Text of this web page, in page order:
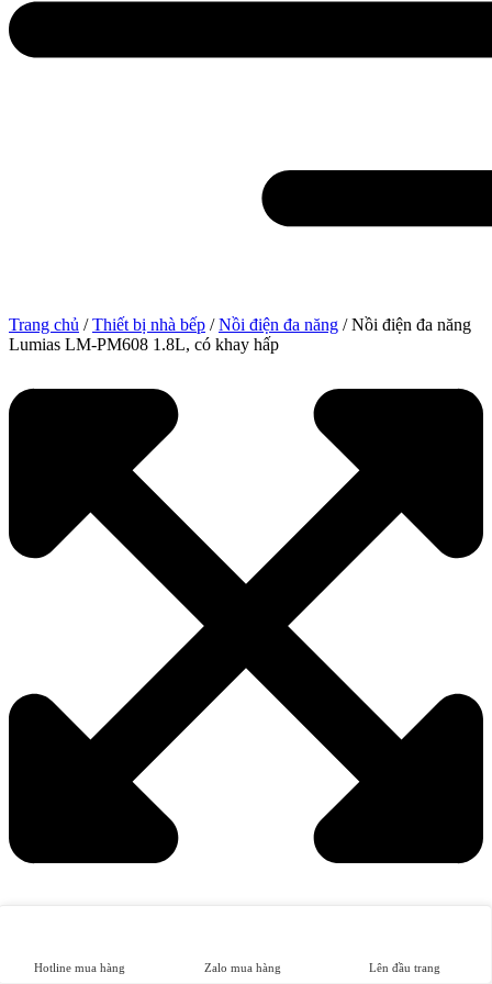
Trang chủ /Thiết bị nhà bếp /Nồi điện đa năng / Nồi điện đa năng
Lumias LM-PM608 1.8L, có khay hấp
Hotline mua hàng Zalo mua hàng Lên đầu trang